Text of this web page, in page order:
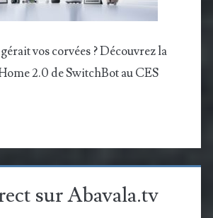
vos corvées ? Découvrez la
2.0 de SwitchBot au CES
sur Abavala.tv